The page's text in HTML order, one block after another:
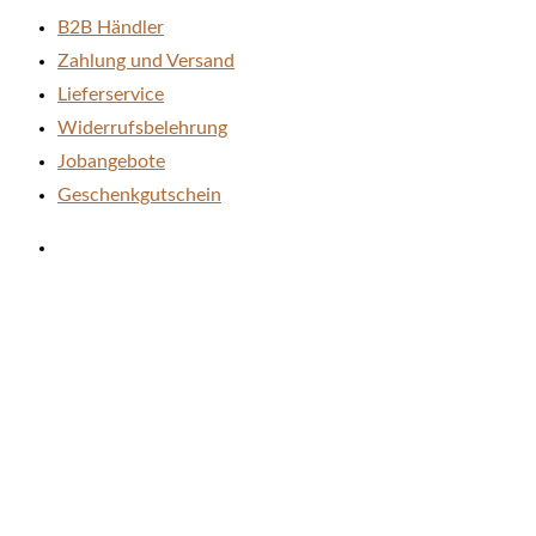
B2B Händler
Zahlung und Versand
Lieferservice
Widerrufsbelehrung
Jobangebote
Geschenkgutschein